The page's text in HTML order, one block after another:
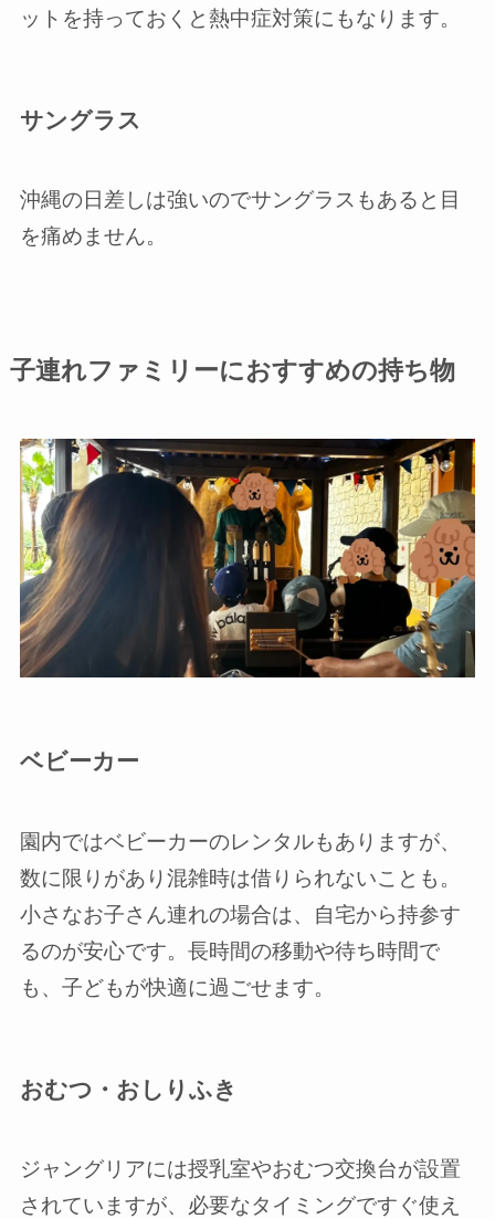
ットを持っておくと熱中症対策にもなります。
サングラス
沖縄の日差しは強いのでサングラスもあると目
を痛めません。
子連れファミリーにおすすめの持ち物
ベビーカー
園内ではベビーカーのレンタルもありますが、
数に限りがあり混雑時は借りられないことも。
小さなお子さん連れの場合は、自宅から持参す
るのが安心です。長時間の移動や待ち時間で
も、子どもが快適に過ごせます。
おむつ・おしりふき
ジャングリアには授乳室やおむつ交換台が設置
されていますが、必要なタイミングですぐ使え